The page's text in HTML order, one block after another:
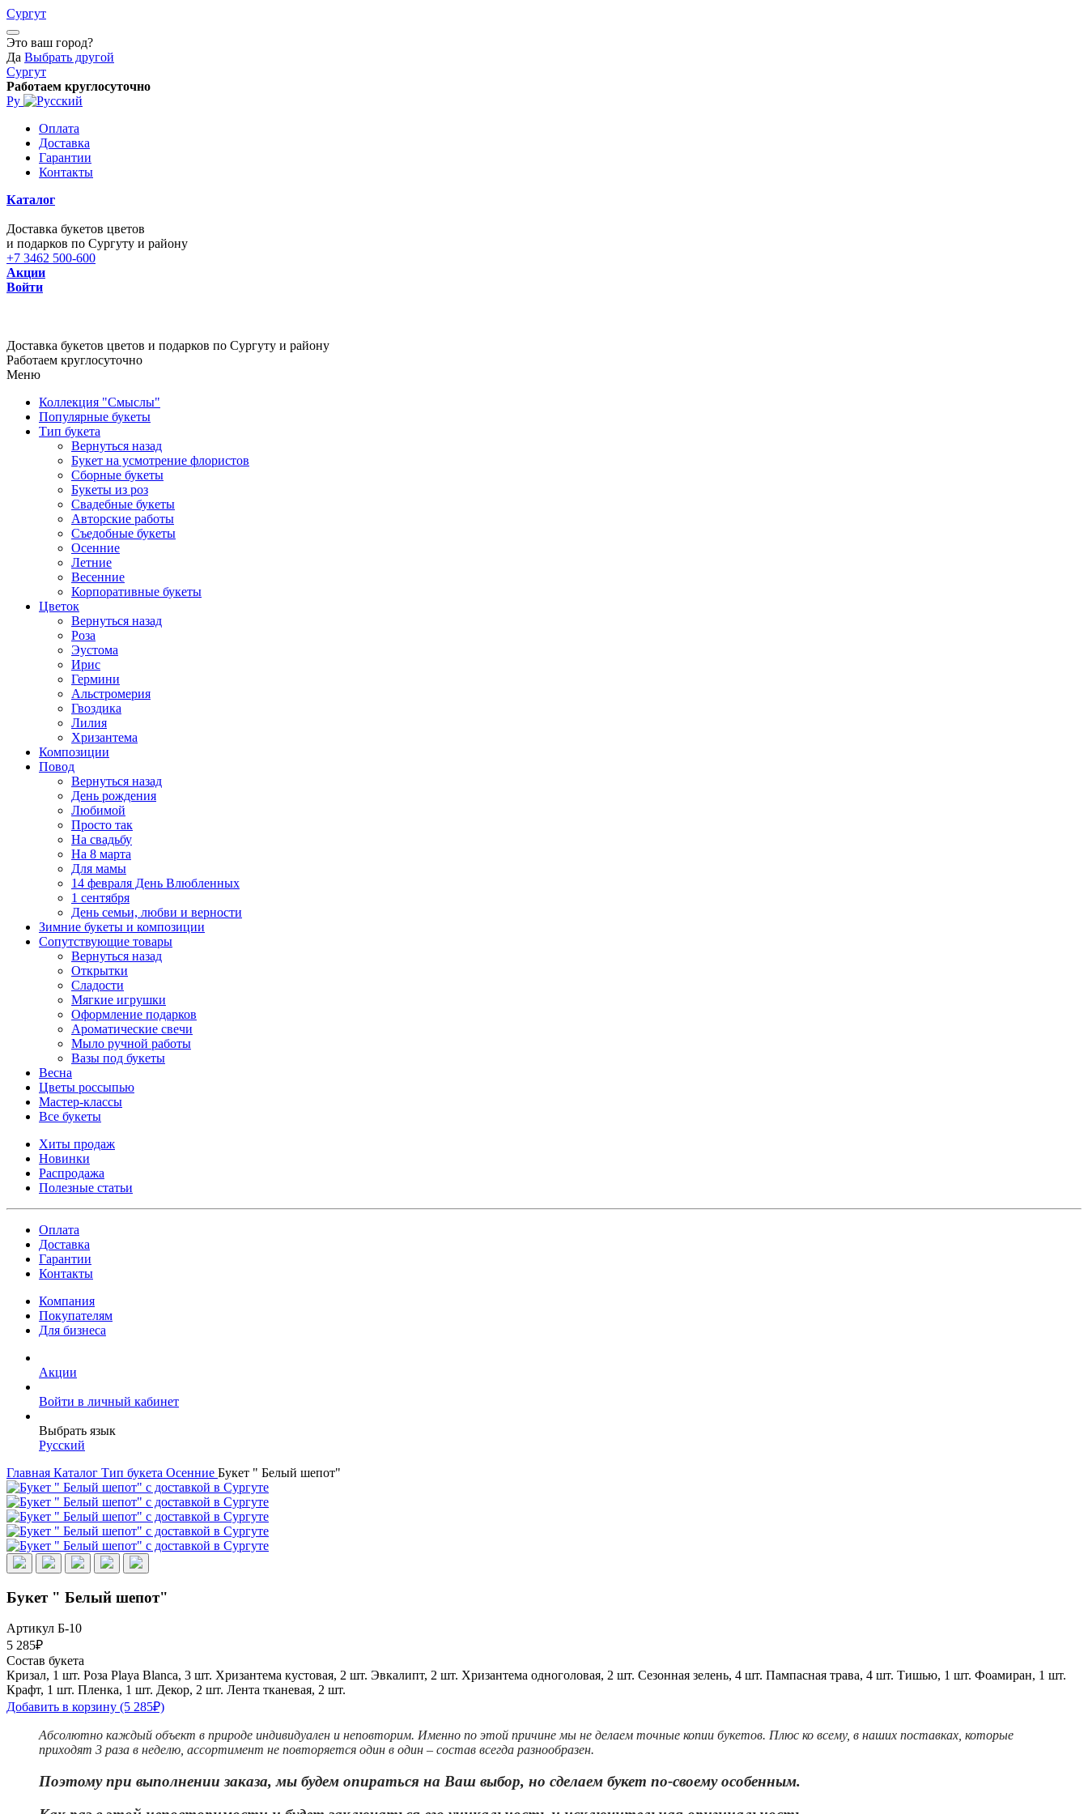
Сургут
Это ваш город?
Да Выбрать другой
Сургут
Работаем круглосуточно
Ру
Оплата
Доставка
Гарантии
Контакты
Каталог
Доставка букетов цветов
и подарков по Сургуту и району
+7 3462 500-600
Акции
Войти
Доставка букетов цветов и подарков по Сургуту и району
Работаем круглосуточно
Меню
Коллекция "Смыслы"
Популярные букеты
Тип букета
Вернуться назад
Букет на усмотрение флористов
Сборные букеты
Букеты из роз
Свадебные букеты
Авторские работы
Съедобные букеты
Осенние
Летние
Весенние
Корпоративные букеты
Цветок
Вернуться назад
Роза
Эустома
Ирис
Гермини
Альстромерия
Гвоздика
Лилия
Хризантема
Композиции
Повод
Вернуться назад
День рождения
Любимой
Просто так
На свадьбу
На 8 марта
Для мамы
14 февраля День Влюбленных
1 сентября
День семьи, любви и верности
Зимние букеты и композиции
Сопутствующие товары
Вернуться назад
Открытки
Сладости
Мягкие игрушки
Оформление подарков
Ароматические свечи
Мыло ручной работы
Вазы под букеты
Весна
Цветы россыпью
Мастер-классы
Все букеты
Хиты продаж
Новинки
Распродажа
Полезные статьи
Оплата
Доставка
Гарантии
Контакты
Компания
Покупателям
Для бизнеса
Акции
Войти в личный кабинет
Выбрать язык
Русский
Главная Каталог Тип букета Осенние Букет " Белый шепот"
Букет " Белый шепот"
Артикул Б-10
5 285₽
Состав букета
Кризал, 1 шт. Роза Playa Blanca, 3 шт. Хризантема кустовая, 2 шт. Эвкалипт, 2 шт. Хризантема одноголовая, 2 шт. Сезонная зелень, 4 шт. Пампасная трава, 4 шт. Тишью, 1 шт. Фоамиран, 1 шт.
Крафт, 1 шт. Пленка, 1 шт. Декор, 2 шт. Лента тканевая, 2 шт.
Добавить в корзину (5 285₽)
Абсолютно каждый объект в природе индивидуален и неповторим. Именно по этой причине мы не делаем точные копии букетов. Плюс ко всему, в наших поставках, которые
приходят 3 раза в неделю, ассортимент не повторяется один в один – состав всегда разнообразен.
Поэтому при выполнении заказа, мы будем опираться на Ваш выбор, но сделаем букет по-своему особенным.